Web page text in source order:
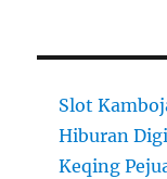
Slot
Hiburan
Keqing